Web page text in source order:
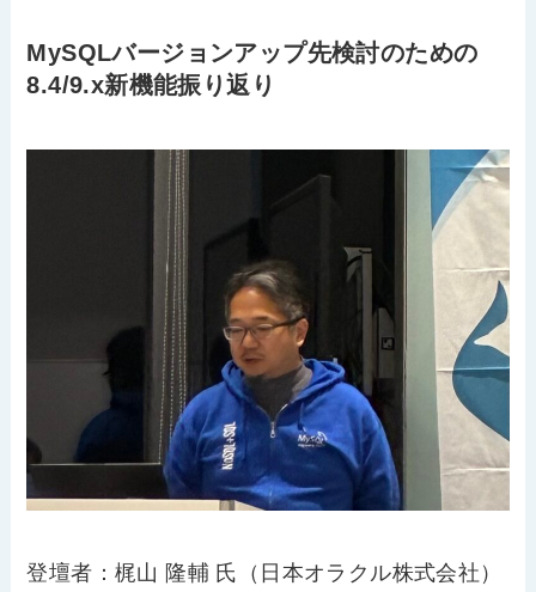
MySQLバージョンアップ先検討のための
8.4/9.x新機能振り返り
登壇者：梶山 隆輔 氏（日本オラクル株式会社）